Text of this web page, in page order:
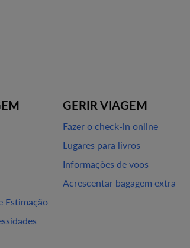
Estimação
GERIR VIAGEM
Fazer o check-in online
Lugares para livros
Informações de voos
Acrescentar bagagem extra